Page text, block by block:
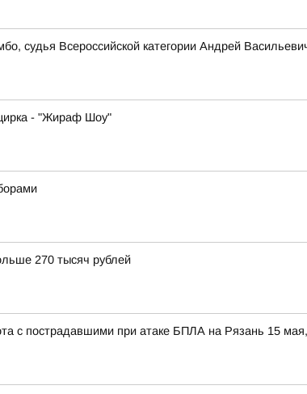
судья Всероссийской категории Андрей
- "Жираф Шоу"
270 тысяч рублей
с пострадавшими при атаке БПЛА на Рязань 15